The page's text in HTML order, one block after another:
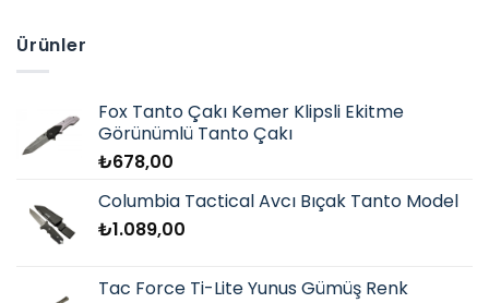
Ürünler
Fox Tanto Çakı Kemer Klipsli Ekitme
Görünümlü Tanto Çakı
₺678,00
Columbia Tactical Avcı Bıçak Tanto Model
₺1.089,00
Tac Force Ti-Lite Yunus Gümüş Renk